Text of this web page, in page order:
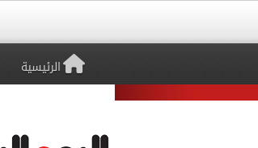
الرئيسية